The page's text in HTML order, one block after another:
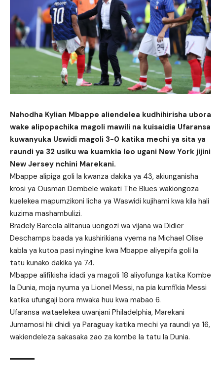
Nahodha Kylian Mbappe aliendelea kudhihirisha ubora
wake alipopachika magoli mawili na kuisaidia Ufaransa
kuwanyuka Uswidi magoli 3-0 katika mechi ya sita ya
raundi ya 32 usiku wa kuamkia leo ugani New York jijini
New Jersey nchini Marekani.
Mbappe alipiga goli la kwanza dakika ya 43, akiunganisha
krosi ya Ousman Dembele wakati The Blues wakiongoza
kuelekea mapumzikoni licha ya Waswidi kujihami kwa kila hali
kuzima mashambulizi.
Bradely Barcola alitanua uongozi wa vijana wa Didier
Deschamps baada ya kushirikiana vyema na Michael Olise
kabla ya kutoa pasi nyingine kwa Mbappe aliyepifa goli la
tatu kunako dakika ya 74.
Mbappe alifikisha idadi ya magoli 18 aliyofunga katika Kombe
la Dunia, moja nyuma ya Lionel Messi, na pia kumfikia Messi
katika ufungaji bora mwaka huu kwa mabao 6.
Ufaransa wataelekea uwanjani Philadelphia, Marekani
Jumamosi hii dhidi ya Paraguay katika mechi ya raundi ya 16,
wakiendeleza sakasaka zao za kombe la tatu la Dunia.